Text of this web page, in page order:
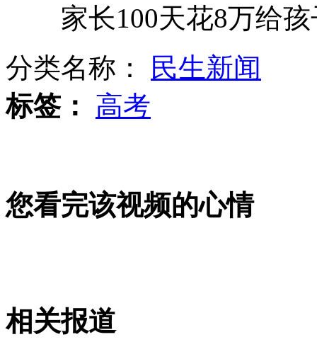
诸葛亮遭恶搞 网友晒诸葛"成相图"
新华社女记者被求婚 推动股指上涨
山西运城恶犬咬伤多人 警民合力深夜将其击毙
家长100天花8万给孩
分类名称：
民生新闻
标签：
高考
您看完该视频的心情
相关报道